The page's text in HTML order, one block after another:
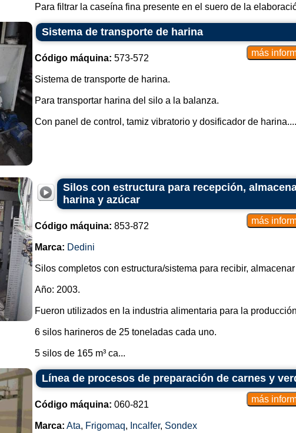
Para filtrar la caseína fina presente en el suero de la
Sistema de transporte de harina
Código máquina: 573-572
Sistema de transporte de harina.
Para transportar harina del silo a la balanza.
Con panel de control, tamiz vibratorio y dosificador de harina....
Silos con estructura para recepción,
harina y azúcar
Código máquina: 853-872
Marca: Dedini
Silos completos con estructura/sistema para recibir,
Año: 2003.
Fueron utilizados en la industria alimentaria para la
6 silos harineros de 25 toneladas cada uno.
5 silos de 165 m³ ca...
Línea de procesos de preparación de carnes y
Código máquina: 060-821
Marca: Ata, Frigomaq, Incalfer, Sondex